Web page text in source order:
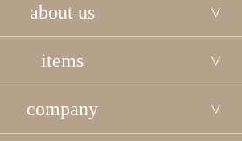
about us
items
company